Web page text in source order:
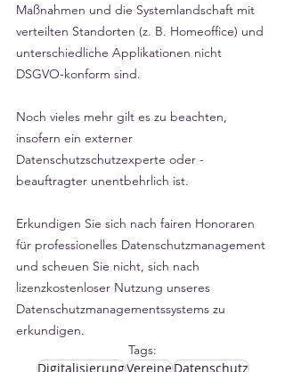
Maßnahmen und die Systemlandschaft mit
verteilten Standorten (z. B. Homeoffice) und
unterschiedliche Applikationen nicht
DSGVO-konform sind.
Noch vieles mehr gilt es zu beachten,
insofern ein externer
Datenschutzschutzexperte oder -
beauftragter unentbehrlich ist.
Erkundigen Sie sich nach fairen Honoraren
für professionelles Datenschutzmanagement
und scheuen Sie nicht, sich nach
lizenzkostenloser Nutzung unseres
Datenschutzmanagementssystems zu
erkundigen.
Tags:
DigitalisierungVereineDatenschutz